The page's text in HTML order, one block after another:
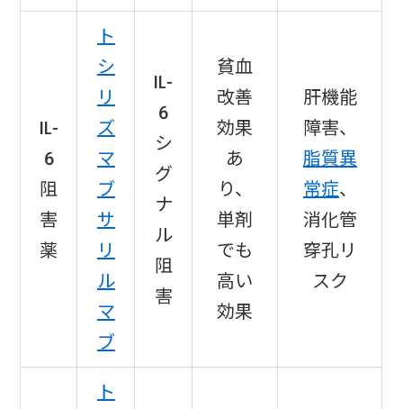
IL-
6
阻
害
薬
ト
シ
リ
ズ
マ
ブ
サ
リ
ル
マ
ブ
IL-
6
シ
グ
ナ
ル
阻
害
貧血
改善
効果
あ
り、
単剤
でも
高い
効果
肝機能
障害、
脂質異
常症、
消化管
穿孔リ
スク
ト